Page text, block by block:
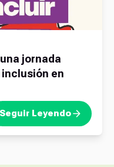
jornada
en
Seguir Leyendo